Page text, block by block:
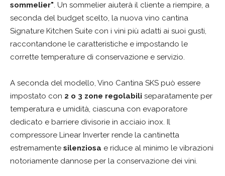
sommelier". Un sommelier aiuterà il cliente a riempire, a
seconda del budget scelto, la nuova vino cantina
Signature Kitchen Suite con i vini più adatti ai suoi gusti,
raccontandone le caratteristiche e impostando le
corrette temperature di conservazione e servizio.
A seconda del modello, Vino Cantina SKS può essere
impostato con 2 o 3 zone regolabili separatamente per
temperatura e umidità, ciascuna con evaporatore
dedicato e barriere divisorie in acciaio inox. Il
compressore Linear Inverter rende la cantinetta
estremamente silenziosa e riduce al minimo le vibrazioni
notoriamente dannose per la conservazione dei vini.